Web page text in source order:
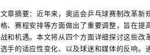
文章摘要：近年来，奥运会乒乓球赛制改革
格、赛程安排等方面做出了重要调整，旨在
战和机遇。本文将从四个方面详细探讨这些改
选手的适应性变化、以及球迷和媒体的反响